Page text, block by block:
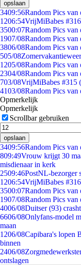
opslaan
3409:56Random Pics van
1206:54VrijMiBabes
3500:07Random Pics van
1907/08Random Pics van
3806/08Random Pics van
505/08
1205/08Random Pics van
2304/08Random Pics van
703/08VrijMiBabes #315
4103/08Random Pics van
Opmerkelijk
Opmerkelijk
Scrollbar gebruiken
opslaan
3409:56Random Pics van
809:49Vrouw krijgt 30
misdienaar in kerk
2509:46PostNL-bezorger
1206:54VrijMiBabes
3500:07Random Pics van
1907/08Random Pics van
4006/08Duitser (93)
6606/08Onlyfans-model
maan
1206/08Capibara's lopen
binnen
2406/08
ontslagen